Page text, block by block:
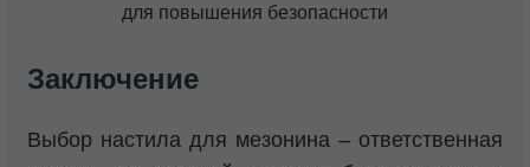
для повышения безопасности
Заключение
Выбор настила для мезонина – ответственная